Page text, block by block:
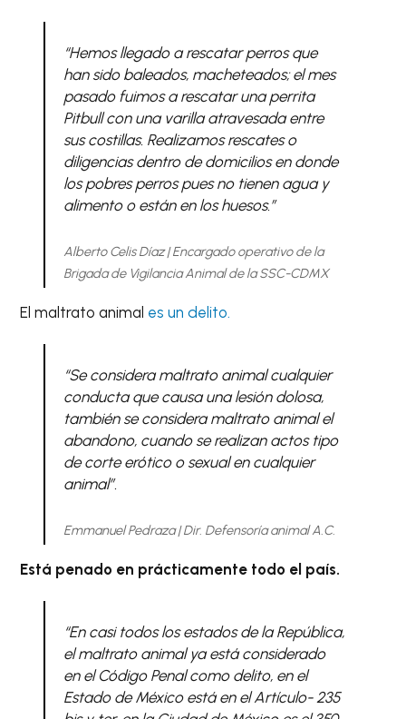
“Hemos llegado a rescatar perros que
han sido baleados, macheteados; el mes
pasado fuimos a rescatar una perrita
Pitbull con una varilla atravesada entre
sus costillas. Realizamos rescates o
diligencias dentro de domicilios en donde
los pobres perros pues no tienen agua y
alimento o están en los huesos.”
Alberto Celis Díaz | Encargado operativo de la
Brigada de Vigilancia Animal de la SSC-CDMX
El maltrato animal es un delito.
“Se considera maltrato animal cualquier
conducta que causa una lesión dolosa,
también se considera maltrato animal el
abandono, cuando se realizan actos tipo
de corte erótico o sexual en cualquier
animal”.
Emmanuel Pedraza | Dir. Defensoría animal A.C.
Está penado en prácticamente todo el país.
“En casi todos los estados de la República,
el maltrato animal ya está considerado
en el Código Penal como delito, en el
Estado de México está en el Artículo- 235